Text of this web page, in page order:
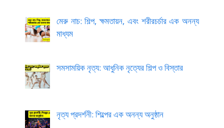
মেরু নাচ: শিল্প, ক্ষমতায়ন, এবং শরীরচর্চার এক অনন্য
মাধ্যম
সমসাময়িক নৃত্য: আধুনিক নৃত্যের শিল্প ও বিস্তার
নৃত্য প্রদর্শনী: শিল্পের এক অনন্য অনুষ্ঠান